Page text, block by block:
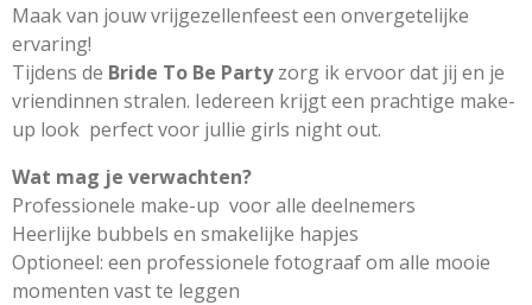
Maak van jouw vrijgezellenfeest een onvergetelijke
ervaring!
Tijdens de Bride To Be Partyzorg ik ervoor dat jij en je
vriendinnen stralen. Iedereen krijgt een prachtige make-
up look perfect voor jullie girls night out.
Wat mag je verwachten?
Professionele make-up voor alle deelnemers
Heerlijke bubbels en smakelijke hapjes
Optioneel: een professionele fotograaf om alle mooie
momenten vast te leggen